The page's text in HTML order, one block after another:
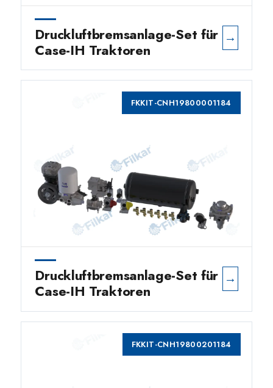
Druckluftbremsanlage-Set für
Case-IH Traktoren
→
FKKIT-CNH19800001184
Druckluftbremsanlage-Set für
Case-IH Traktoren
→
FKKIT-CNH19800201184